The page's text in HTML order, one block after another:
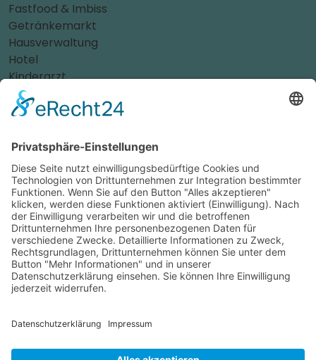
Fastfood & Imbiss
Getränkemarkt
Hausverwaltung
Hotel
Kinderarzt
Personalvermittler
Weitere Sportvereine
Zahnarzt
Tennis
Tankstelle
Tierbedarf
Parken
Für Ihr Unternehmen
Sichern Sie sich die Vorteile vondas ist nah! Mit uns
erreichen Sie neue Kunden und bleiben Ihren
Bestandskunden in guter Erinnerung.
Schon ab günstigen 29,- € im Monat.
Jetzt informieren